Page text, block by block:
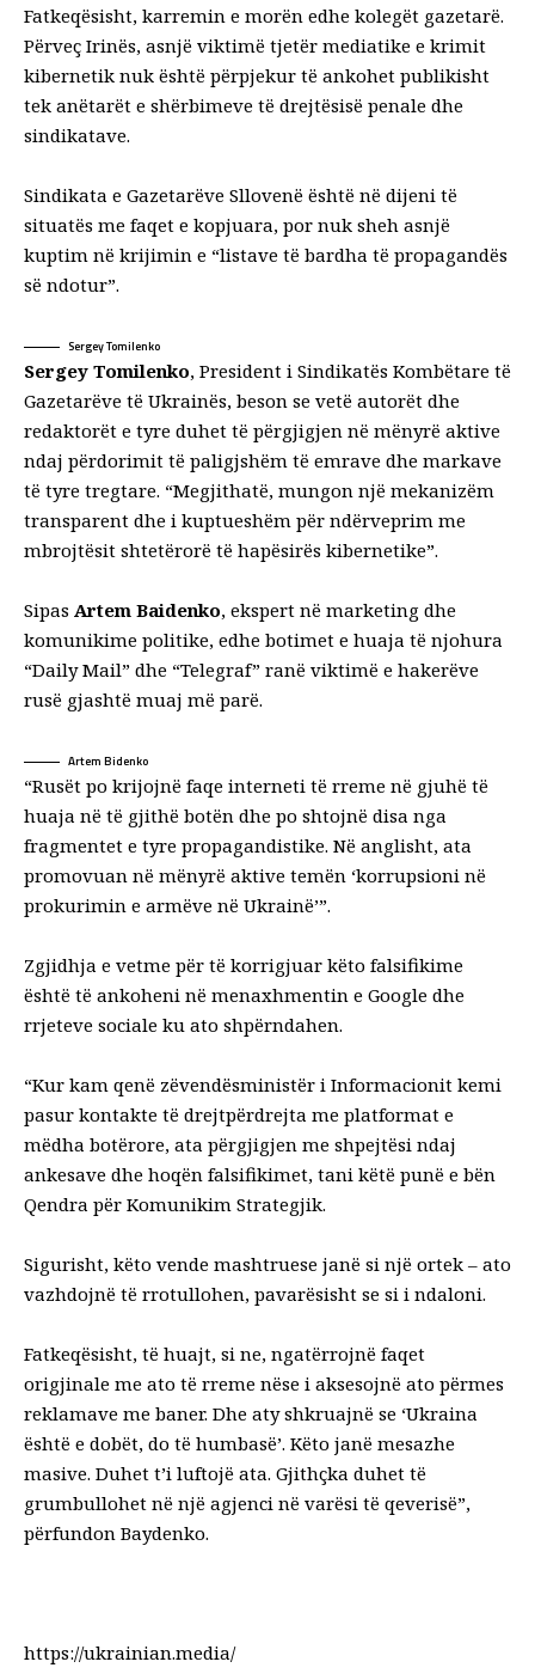
Fatkeqësisht, karremin e morën edhe kolegët gazetarë.
Përveç Irinës, asnjë viktimë tjetër mediatike e krimit
kibernetik nuk është përpjekur të ankohet publikisht
tek anëtarët e shërbimeve të drejtësisë penale dhe
sindikatave.
Sindikata e Gazetarëve Sllovenë është në dijeni të
situatës me faqet e kopjuara, por nuk sheh asnjë
kuptim në krijimin e “listave të bardha të propagandës
së ndotur”.
Sergey Tomilenko
Sergey Tomilenko, President i Sindikatës Kombëtare të
Gazetarëve të Ukrainës, beson se vetë autorët dhe
redaktorët e tyre duhet të përgjigjen në mënyrë aktive
ndaj përdorimit të paligjshëm të emrave dhe markave
të tyre tregtare. “Megjithatë, mungon një mekanizëm
transparent dhe i kuptueshëm për ndërveprim me
mbrojtësit shtetërorë të hapësirës kibernetike”.
Sipas Artem Baidenko, ekspert në marketing dhe
komunikime politike, edhe botimet e huaja të njohura
“Daily Mail” dhe “Telegraf” ranë viktimë e hakerëve
rusë gjashtë muaj më parë.
Artem Bidenko
“Rusët po krijojnë faqe interneti të rreme në gjuhë të
huaja në të gjithë botën dhe po shtojnë disa nga
fragmentet e tyre propagandistike. Në anglisht, ata
promovuan në mënyrë aktive temën ‘korrupsioni në
prokurimin e armëve në Ukrainë’”.
Zgjidhja e vetme për të korrigjuar këto falsifikime
është të ankoheni në menaxhmentin e Google dhe
rrjeteve sociale ku ato shpërndahen.
“Kur kam qenë zëvendësministër i Informacionit kemi
pasur kontakte të drejtpërdrejta me platformat e
mëdha botërore, ata përgjigjen me shpejtësi ndaj
ankesave dhe hoqën falsifikimet, tani këtë punë e bën
Qendra për Komunikim Strategjik.
Sigurisht, këto vende mashtruese janë si një ortek – ato
vazhdojnë të rrotullohen, pavarësisht se si i ndaloni.
Fatkeqësisht, të huajt, si ne, ngatërrojnë faqet
origjinale me ato të rreme nëse i aksesojnë ato përmes
reklamave me baner. Dhe aty shkruajnë se ‘Ukraina
është e dobët, do të humbasë’. Këto janë mesazhe
masive. Duhet t’i luftojë ata. Gjithçka duhet të
grumbullohet në një agjenci në varësi të qeverisë”,
përfundon Baydenko.
https://ukrainian.media/